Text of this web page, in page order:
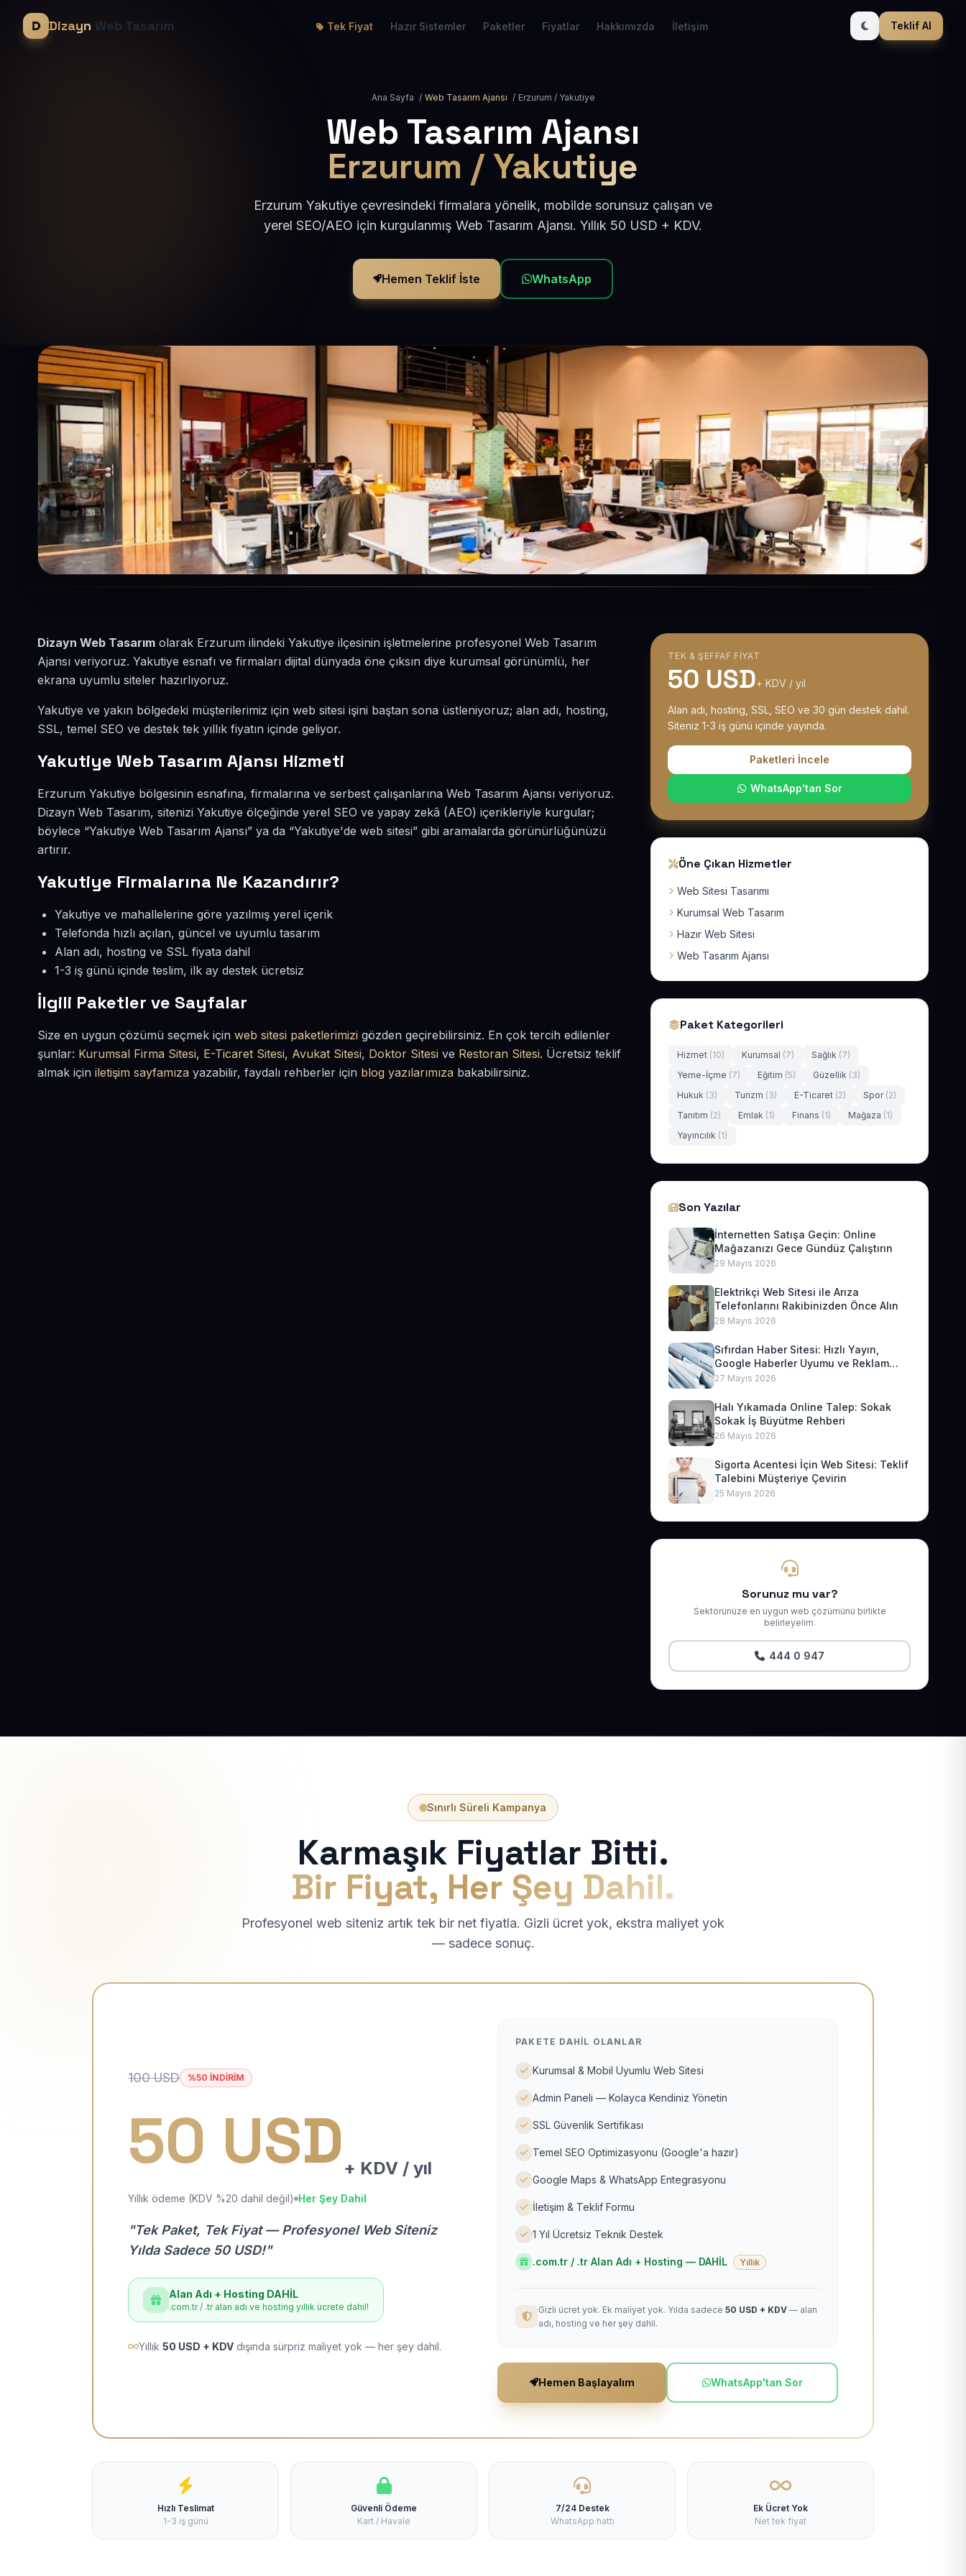
Dizayn Web Tasarım Tek Fiyat Hazır Sistemler Paketler Fiyatlar Hakkımızda İletişim Teklif Al
Ana Sayfa / Web Tasarım Ajansı / Erzurum / Yakutiye
Web Tasarım Ajansı
Erzurum / Yakutiye
Erzurum Yakutiye çevresindeki firmalara yönelik, mobilde sorunsuz çalışan ve
yerel SEO/AEO için kurgulanmış Web Tasarım Ajansı. Yıllık 50 USD + KDV.
Hemen Teklif İste WhatsApp
Dizayn Web Tasarım olarak Erzurum ilindeki Yakutiye ilçesinin işletmelerine profesyonel Web Tasarım
Ajansı veriyoruz. Yakutiye esnafı ve firmaları dijital dünyada öne çıksın diye kurumsal görünümlü, her
ekrana uyumlu siteler hazırlıyoruz.
Yakutiye ve yakın bölgedeki müşterilerimiz için web sitesi işini baştan sona üstleniyoruz; alan adı, hosting,
SSL, temel SEO ve destek tek yıllık fiyatın içinde geliyor.
Yakutiye Web Tasarım Ajansı Hizmeti
Erzurum Yakutiye bölgesinin esnafına, firmalarına ve serbest çalışanlarına Web Tasarım Ajansı veriyoruz.
Dizayn Web Tasarım, sitenizi Yakutiye ölçeğinde yerel SEO ve yapay zekâ (AEO) içerikleriyle kurgular;
böylece “Yakutiye Web Tasarım Ajansı” ya da “Yakutiye'de web sitesi” gibi aramalarda görünürlüğünüzü
artırır.
Yakutiye Firmalarına Ne Kazandırır?
Yakutiye ve mahallelerine göre yazılmış yerel içerik
Telefonda hızlı açılan, güncel ve uyumlu tasarım
Alan adı, hosting ve SSL fiyata dahil
1-3 iş günü içinde teslim, ilk ay destek ücretsiz
İlgili Paketler ve Sayfalar
Size en uygun çözümü seçmek için web sitesi paketlerimizi gözden geçirebilirsiniz. En çok tercih edilenler
şunlar: Kurumsal Firma Sitesi, E-Ticaret Sitesi, Avukat Sitesi, Doktor Sitesi ve Restoran Sitesi. Ücretsiz teklif
almak için iletişim sayfamıza yazabilir, faydalı rehberler için blog yazılarımıza bakabilirsiniz.
TEK & ŞEFFAF FIYAT
50 USD+ KDV / yıl
Alan adı, hosting, SSL, SEO ve 30 gün destek dahil.
Siteniz 1-3 iş günü içinde yayında.
Paketleri İncele
WhatsApp'tan Sor
Öne Çıkan Hizmetler
Web Sitesi Tasarımı
Kurumsal Web Tasarım
Hazır Web Sitesi
Web Tasarım Ajansı
Paket Kategorileri
Hizmet (10) Kurumsal (7) Sağlık (7)
Yeme-İçme (7) Eğitim (5) Güzellik (3)
Hukuk (3) Turizm (3) E-Ticaret (2) Spor (2)
Tanıtım (2) Emlak (1) Finans (1) Mağaza (1)
Yayıncılık (1)
Son Yazılar
İnternetten Satışa Geçin: Online
Mağazanızı Gece Gündüz Çalıştırın
29 Mayıs 2026
Elektrikçi Web Sitesi ile Arıza
Telefonlarını Rakibinizden Önce Alın
28 Mayıs 2026
Sıfırdan Haber Sitesi: Hızlı Yayın,
Google Haberler Uyumu ve Reklam
Geliri
27 Mayıs 2026
Halı Yıkamada Online Talep: Sokak
Sokak İş Büyütme Rehberi
26 Mayıs 2026
Sigorta Acentesi İçin Web Sitesi: Teklif
Talebini Müşteriye Çevirin
25 Mayıs 2026
Sorunuz mu var?
Sektörünüze en uygun web çözümünü birlikte
belirleyelim.
444 0 947
Sınırlı Süreli Kampanya
Karmaşık Fiyatlar Bitti.
Bir Fiyat, Her Şey Dahil.
Profesyonel web siteniz artık tek bir net fiyatla. Gizli ücret yok, ekstra maliyet yok
— sadece sonuç.
100 USD %50 İNDİRİM
50 USD + KDV / yıl
Yıllık ödeme (KDV %20 dahil değil) Her Şey Dahil
"Tek Paket, Tek Fiyat — Profesyonel Web Siteniz
Yılda Sadece 50 USD!"
Alan Adı + Hosting DAHİL
.com.tr / .tr alan adı ve hosting yıllık ücrete dahil!
Yıllık 50 USD + KDV dışında sürpriz maliyet yok — her şey dahil.
PAKETE DAHIL OLANLAR
Kurumsal & Mobil Uyumlu Web Sitesi
Admin Paneli — Kolayca Kendiniz Yönetin
SSL Güvenlik Sertifikası
Temel SEO Optimizasyonu (Google'a hazır)
Google Maps & WhatsApp Entegrasyonu
İletişim & Teklif Formu
1 Yıl Ücretsiz Teknik Destek
.com.tr / .tr Alan Adı + Hosting — DAHİL Yıllık
Gizli ücret yok. Ek maliyet yok. Yılda sadece 50 USD + KDV — alan
adı, hosting ve her şey dahil.
Hemen Başlayalım WhatsApp'tan Sor
Hızlı Teslimat
1-3 iş günü
Güvenli Ödeme
Kart / Havale
7/24 Destek
WhatsApp hattı
Ek Ücret Yok
Net tek fiyat